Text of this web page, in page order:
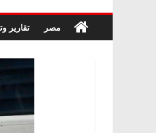
في
درب..
مصر تقارير